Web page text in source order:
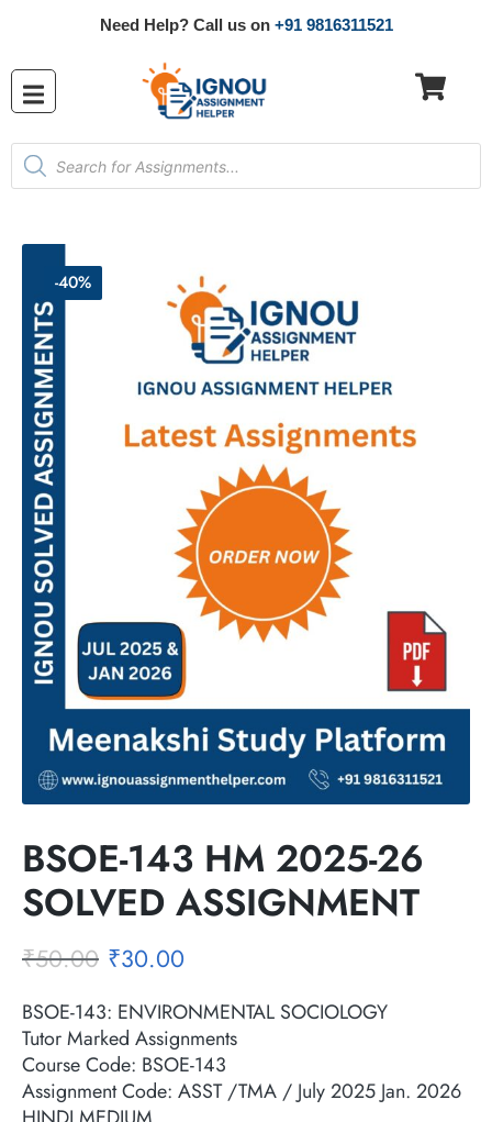
Need Help? Call us on +91 9816311521
-40%
BSOE-143 HM 2025-26
SOLVED ASSIGNMENT
₹50.00 ₹30.00
BSOE-143: ENVIRONMENTAL SOCIOLOGY
Tutor Marked Assignments
Course Code: BSOE-143
Assignment Code: ASST /TMA / July 2025 Jan. 2026